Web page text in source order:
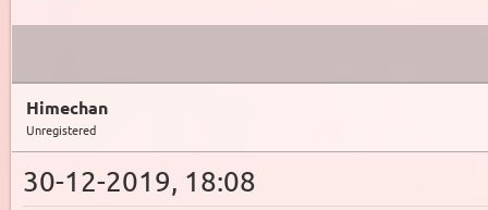
Himechan
Unregistered
30-12-2019, 18:08